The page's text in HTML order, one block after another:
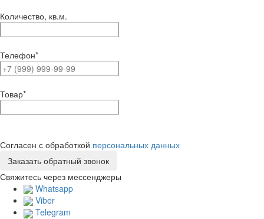
Количество, кв.м.
Телефон*
Товар*
Согласен с обработкой персональных данных
Свяжитесь через мессенджеры
Whatsapp
Viber
Telegram